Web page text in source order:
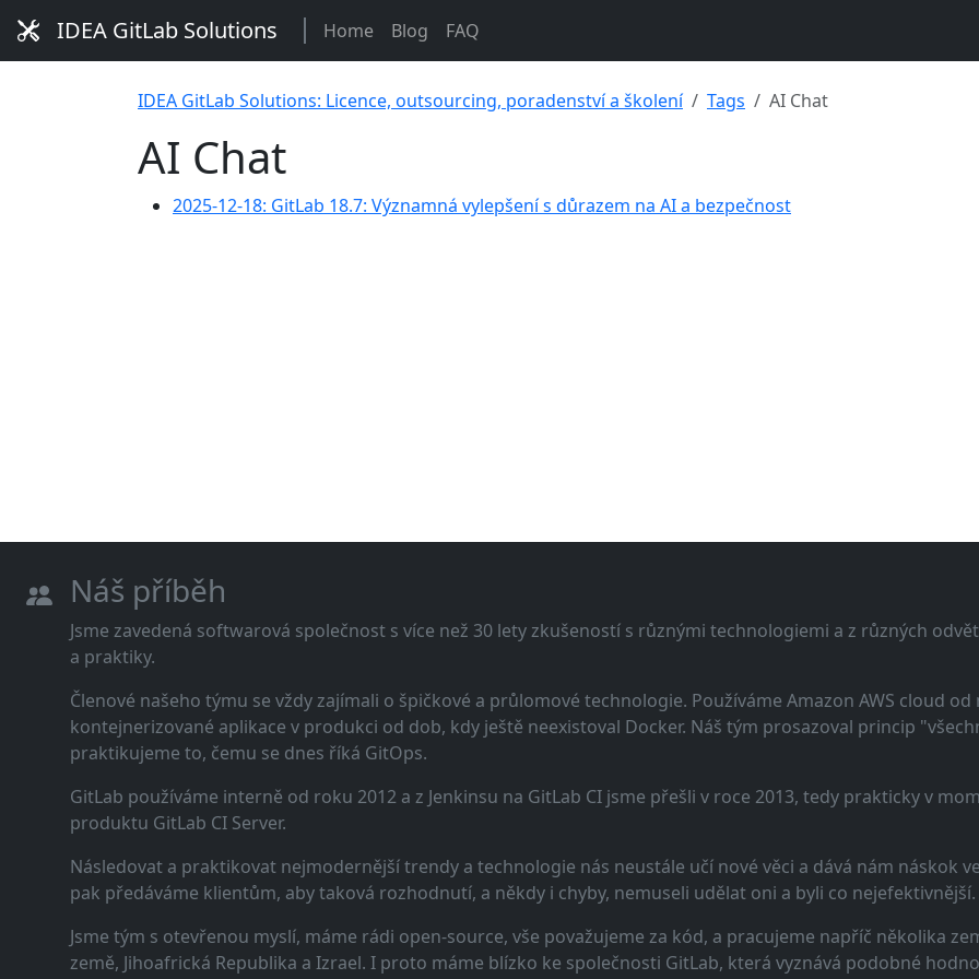
IDEA GitLab Solutions Home Blog FAQ
IDEA GitLab Solutions: Licence, outsourcing, poradenství a školení Tags AI Chat
AI Chat
2025-12-18: GitLab 18.7: Významná vylepšení s důrazem na AI a bezpečnost
Náš příběh
Jsme zavedená softwarová společnost s více než 30 lety zkušeností s různými technologiemi a z různých
a praktiky.
Členové našeho týmu se vždy zajímali o špičkové a průlomové technologie. Používáme Amazon AWS cloud
kontejnerizované aplikace v produkci od dob, kdy ještě neexistoval Docker. Náš tým prosazoval princip
praktikujeme to, čemu se dnes říká GitOps.
GitLab používáme interně od roku 2012 a z Jenkinsu na GitLab CI jsme přešli v roce 2013, tedy prakticky v
produktu GitLab CI Server.
Následovat a praktikovat nejmodernější trendy a technologie nás neustále učí nové věci a dává nám náskok
pak předáváme klientům, aby taková rozhodnutí, a někdy i chyby, nemuseli udělat oni a byli co nejefektivnější.
Jsme tým s otevřenou myslí, máme rádi open-source, vše považujeme za kód, a pracujeme napříč několika
země, Jihoafrická Republika a Izrael. I proto máme blízko ke společnosti GitLab, která vyznává podobné